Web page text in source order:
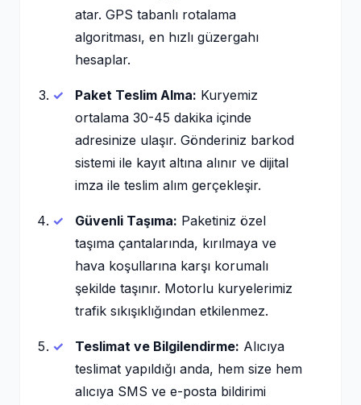
atar. GPS tabanlı rotalama
algoritması, en hızlı güzergahı
hesaplar.
Paket Teslim Alma: Kuryemiz
ortalama 30-45 dakika içinde
adresinize ulaşır. Gönderiniz barkod
sistemi ile kayıt altına alınır ve dijital
imza ile teslim alım gerçekleşir.
Güvenli Taşıma: Paketiniz özel
taşıma çantalarında, kırılmaya ve
hava koşullarına karşı korumalı
şekilde taşınır. Motorlu kuryelerimiz
trafik sıkışıklığından etkilenmez.
Teslimat ve Bilgilendirme: Alıcıya
teslimat yapıldığı anda, hem size hem
alıcıya SMS ve e-posta bildirimi